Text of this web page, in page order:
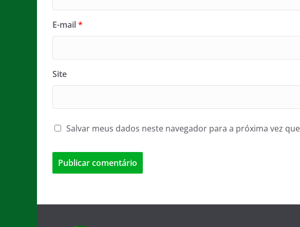
E-mail*
Site
Salvar meus dados neste navegador para a próxima vez